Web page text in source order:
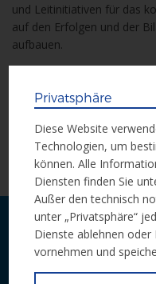
und Leitinitiativen für das
auf den Erfolgen und der
aufbauen.
Europawahl 2024.
Den Livestream der Rede
the-union.ec.europa.eu/
Laufende
Privatsphäre
Diese Website
Technologien, um
können. Alle
Diensten finden Sie
Außer den technisch
unter „Privatsphäre“
Dienste ablehnen oder
vornehmen und